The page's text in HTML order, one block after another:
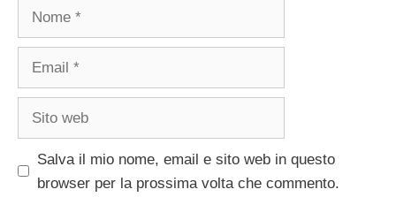
Nome
Email
Sito
Salva il mio nome, email e sito web in questo
browser per la prossima volta che commento.